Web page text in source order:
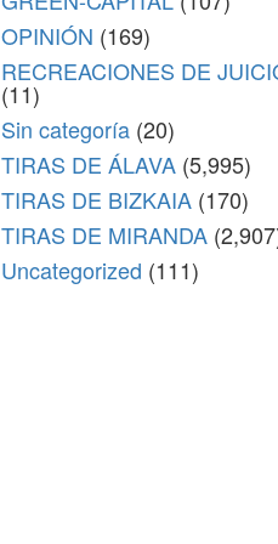
OPINIÓN (169)
RECREACIONES DE
(11)
Sin categoría (20)
TIRAS DE ÁLAVA (5,995)
TIRAS DE BIZKAIA (170)
TIRAS DE MIRANDA
Uncategorized (111)